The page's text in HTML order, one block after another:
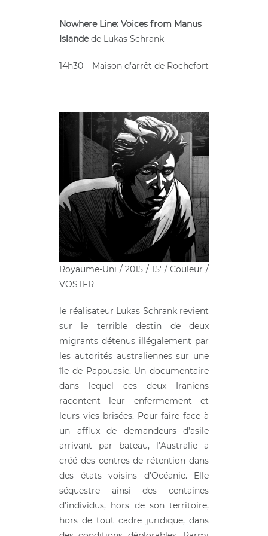
Nowhere Line: Voices from Manus
Islandede Lukas Schrank
14h30 – Maison d’arrêt de Rochefort
Royaume-Uni / 2015 / 15′ / Couleur /
VOSTFR
le réalisateur Lukas Schrank revient
sur le terrible destin de deux
migrants détenus illégalement par
les autorités australiennes sur une
île de Papouasie. Un documentaire
dans lequel ces deux Iraniens
racontent leur enfermement et
leurs vies brisées. Pour faire face à
un afflux de demandeurs d’asile
arrivant par bateau, l’Australie a
créé des centres de rétention dans
des états voisins d’Océanie. Elle
séquestre ainsi des centaines
d’individus, hors de son territoire,
hors de tout cadre juridique, dans